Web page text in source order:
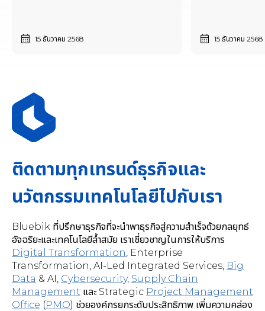
15 ธันวาคม 2568 15 ธันวาคม 2568
ติดตามทุกเทรนด์ธุรกิจและ
นวัตกรรมเทคโนโลยีไปกับเรา
Bluebik ที่ปรึกษาธุรกิจที่จะนำพาธุรกิจสู่ความสำเร็จด้วยกลยุทธ์
อัจฉริยะและเทคโนโลยีล้ำสมัย เราเชี่ยวชาญในการให้บริการ
Digital Transformation, Enterprise
Transformation, AI-Led Integrated Services, Big
Data & AI, Cybersecurity, Supply Chain
Management และ Strategic Project Management
Office (PMO) ช่วยองค์กรยกระดับประสิทธิภาพ เพิ่มความคล่อง